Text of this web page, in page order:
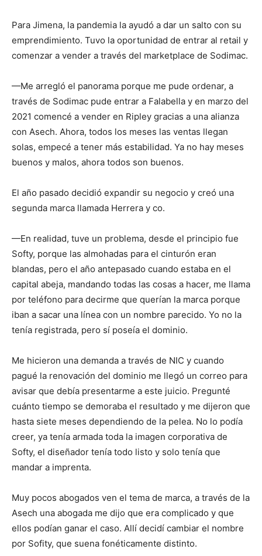
Para Jimena, la pandemia la ayudó a dar un salto con su
emprendimiento. Tuvo la oportunidad de entrar al retail y
comenzar a vender a través del marketplace de Sodimac.
—Me arregló el panorama porque me pude ordenar, a
través de Sodimac pude entrar a Falabella y en marzo del
2021 comencé a vender en Ripley gracias a una alianza
con Asech. Ahora, todos los meses las ventas llegan
solas, empecé a tener más estabilidad. Ya no hay meses
buenos y malos, ahora todos son buenos.
El año pasado decidió expandir su negocio y creó una
segunda marca llamada Herrera y co.
—En realidad, tuve un problema, desde el principio fue
Softy, porque las almohadas para el cinturón eran
blandas, pero el año antepasado cuando estaba en el
capital abeja, mandando todas las cosas a hacer, me llama
por teléfono para decirme que querían la marca porque
iban a sacar una línea con un nombre parecido. Yo no la
tenía registrada, pero sí poseía el dominio.
Me hicieron una demanda a través de NIC y cuando
pagué la renovación del dominio me llegó un correo para
avisar que debía presentarme a este juicio. Pregunté
cuánto tiempo se demoraba el resultado y me dijeron que
hasta siete meses dependiendo de la pelea. No lo podía
creer, ya tenía armada toda la imagen corporativa de
Softy, el diseñador tenía todo listo y solo tenía que
mandar a imprenta.
Muy pocos abogados ven el tema de marca, a través de la
Asech una abogada me dijo que era complicado y que
ellos podían ganar el caso. Allí decidí cambiar el nombre
por Sofity, que suena fonéticamente distinto.